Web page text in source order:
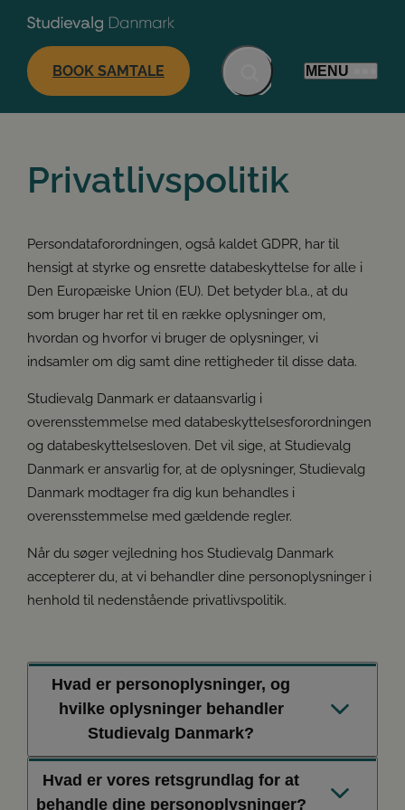
BOOK SAMTALE MENU
Privatlivspolitik
Persondataforordningen, også kaldet GDPR, har til
hensigt at styrke og ensrette databeskyttelse for alle i
Den Europæiske Union (EU). Det betyder bl.a., at du
som bruger har ret til en række oplysninger om,
hvordan og hvorfor vi bruger de oplysninger, vi
indsamler om dig samt dine rettigheder til disse data.
Studievalg Danmark er dataansvarlig i
overensstemmelse med databeskyttelsesforordningen
og databeskyttelsesloven. Det vil sige, at Studievalg
Danmark er ansvarlig for, at de oplysninger, Studievalg
Danmark modtager fra dig kun behandles i
overensstemmelse med gældende regler.
Når du søger vejledning hos Studievalg Danmark
accepterer du, at vi behandler dine personoplysninger i
henhold til nedenstående privatlivspolitik.
Hvad er personoplysninger, og
hvilke oplysninger behandler
Studievalg Danmark?
Personoplysninger er enhver form for information om
en identificeret eller identificerbar fysisk person. Det vil
Hvad er vores retsgrundlag for at
behandle dine personoplysninger?